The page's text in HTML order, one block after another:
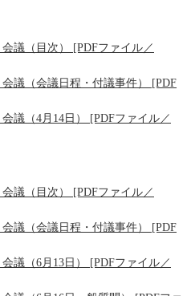
議（目次） [PDFファイル／
議（会議日程・付議事件） [PDF
議（4月14日） [PDFファイル／
議（目次） [PDFファイル／
議（会議日程・付議事件） [PDF
議（6月13日） [PDFファイル／